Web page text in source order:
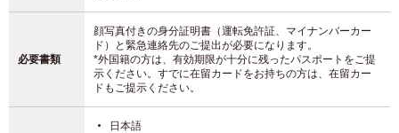
必要書類
顔写真付きの身分証明書（運転免許証、マイナンバーカー
ド）と緊急連絡先のご提出が必要になります。
*外国籍の方は、有効期限が十分に残ったパスポートをご提
示ください。すでに在留カードをお持ちの方は、在留カー
ドもご提示ください。
日本語